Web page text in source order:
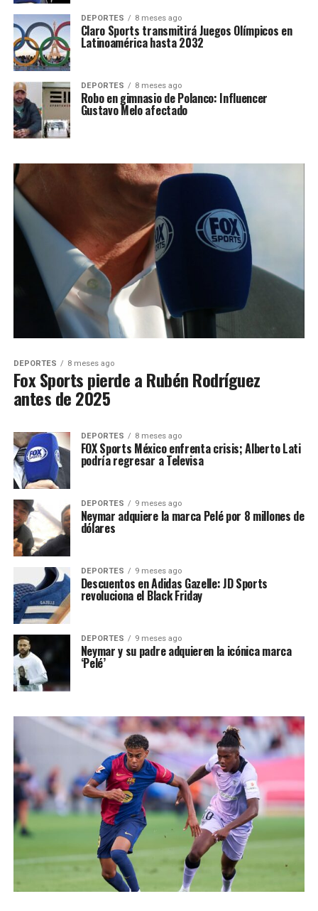
DEPORTES 8 meses ago
Claro Sports transmitirá Juegos Olímpicos en
Latinoamérica hasta 2032
DEPORTES 8 meses ago
Robo en gimnasio de Polanco: Influencer
Gustavo Melo afectado
DEPORTES 8 meses ago
Fox Sports pierde a Rubén Rodríguez
antes de 2025
DEPORTES 8 meses ago
FOX Sports México enfrenta crisis; Alberto Lati
podría regresar a Televisa
DEPORTES 9 meses ago
Neymar adquiere la marca Pelé por 8 millones de
dólares
DEPORTES 9 meses ago
Descuentos en Adidas Gazelle: JD Sports
revoluciona el Black Friday
DEPORTES 9 meses ago
Neymar y su padre adquieren la icónica marca
‘Pelé’